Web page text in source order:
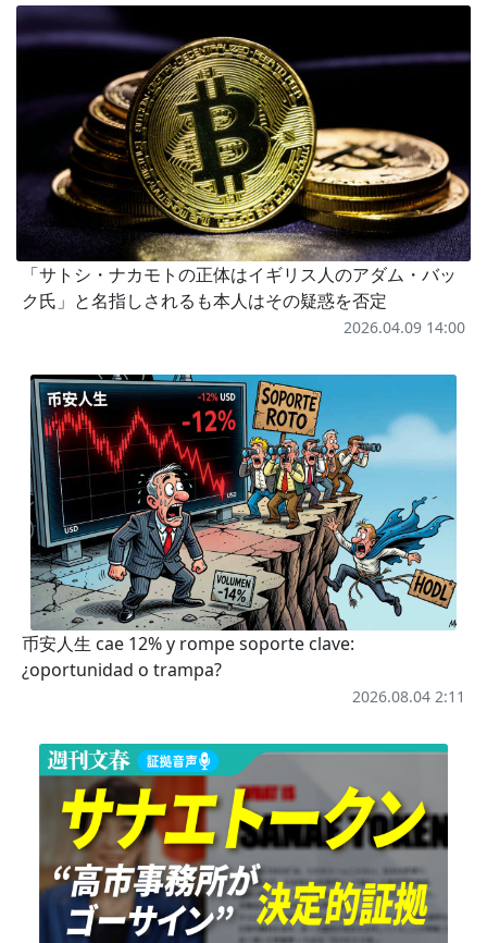
「サトシ・ナカモトの正体はイギリス人のアダム・バッ
ク氏」と名指しされるも本人はその疑惑を否定
2026.04.09 14:00
币安人生 cae 12% y rompe soporte clave:
¿oportunidad o trampa?
2026.08.04 2:11